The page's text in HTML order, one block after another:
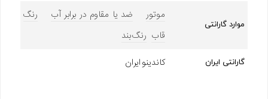
موارد گارانتی
موتور ضد یا مقاوم در برابر آب
رنگ
قاب رنگ بند
گارانتی ایران کاندینو ایران